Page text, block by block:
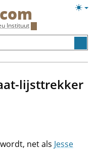
Instituut
lijsttrekker
wordt, net als Jesse